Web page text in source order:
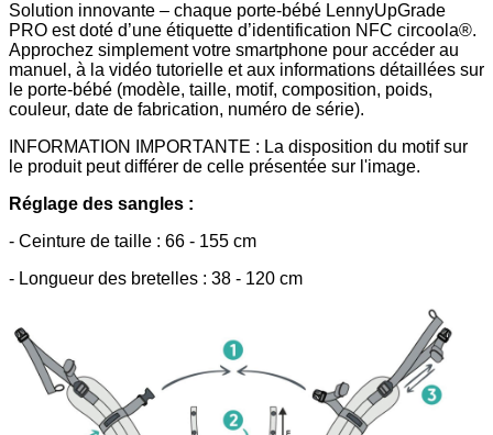
Solution innovante – chaque porte-bébé LennyUpGrade
PRO est doté d’une étiquette d’identification NFC circoola®.
Approchez simplement votre smartphone pour accéder au
manuel, à la vidéo tutorielle et aux informations détaillées sur
le porte-bébé (modèle, taille, motif, composition, poids,
couleur, date de fabrication, numéro de série).
INFORMATION IMPORTANTE : La disposition du motif sur
le produit peut différer de celle présentée sur l'image.
Réglage des sangles :
- Ceinture de taille : 66 - 155 cm
- Longueur des bretelles : 38 - 120 cm